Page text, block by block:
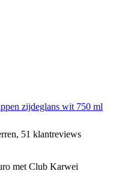
zijdeglans wit 750 ml
51 klantreviews
met Club Karwei